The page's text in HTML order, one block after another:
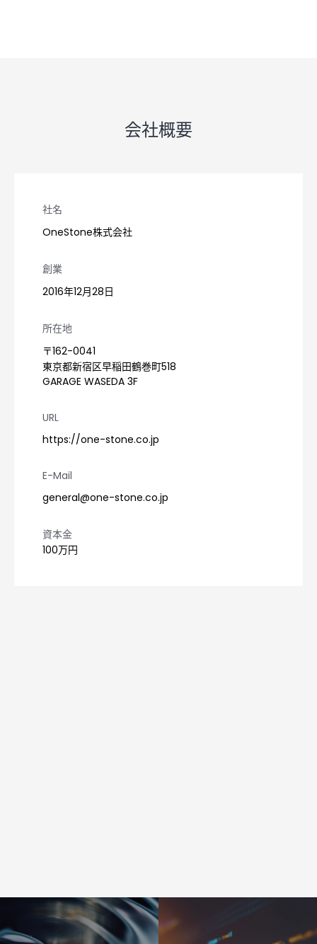
会社概要
社名
OneStone株式会社
創業
2016年12月28日
所在地
〒162-0041
東京都新宿区早稲田鶴巻町518
GARAGE WASEDA 3F
URL
https://one-stone.co.jp
E-Mail
general@one-stone.co.jp
資本金
100万円